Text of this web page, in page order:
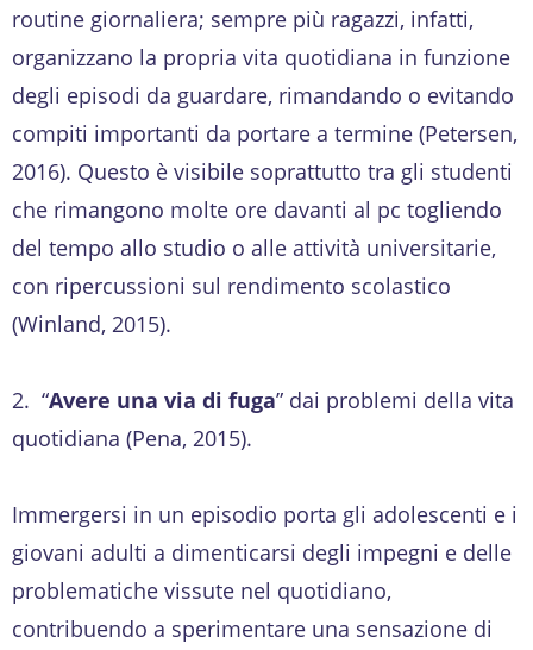
routine giornaliera; sempre più ragazzi, infatti,
organizzano la propria vita quotidiana in funzione
degli episodi da guardare, rimandando o evitando
compiti importanti da portare a termine (Petersen,
2016). Questo è visibile soprattutto tra gli studenti
che rimangono molte ore davanti al pc togliendo
del tempo allo studio o alle attività universitarie,
con ripercussioni sul rendimento scolastico
(Winland, 2015).
2. “Avere una via di fuga” dai problemi della vita
quotidiana (Pena, 2015).
Immergersi in un episodio porta gli adolescenti e i
giovani adulti a dimenticarsi degli impegni e delle
problematiche vissute nel quotidiano,
contribuendo a sperimentare una sensazione di